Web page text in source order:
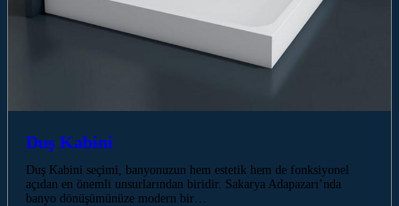
Duş Kabini
Duş Kabini seçimi, banyonuzun hem estetik hem de fonksiyonel
açıdan en önemli unsurlarından biridir. Sakarya Adapazarı’nda
banyo dönüşümünüze modern bir…